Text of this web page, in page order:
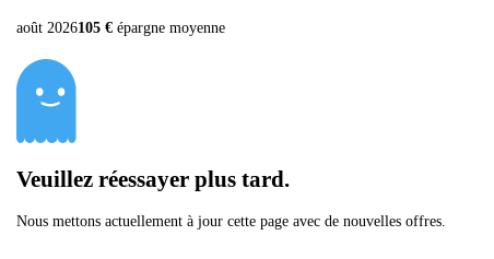
août 2026105 € épargne moyenne
Veuillez réessayer plus tard.
Nous mettons actuellement à jour cette page avec de nouvelles offres.